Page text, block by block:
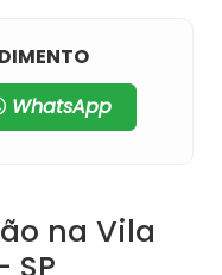
WhatsApp
na Vila